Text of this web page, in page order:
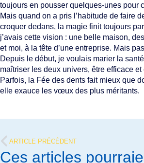
toujours en pousser quelques-unes pour
Mais quand on a pris l’habitude de faire
croquer dedans, la magie finit toujours
j’avais cette vision : une belle maison,
et moi, à la tête d’une entreprise. Mais
Depuis le début, je voulais marier la
maîtriser les deux univers, être efficace
Parfois, la Fée des dents fait mieux que
elle exauce les vœux des plus méritants.
ARTICLE PRÉCÉDENT
Ces articles